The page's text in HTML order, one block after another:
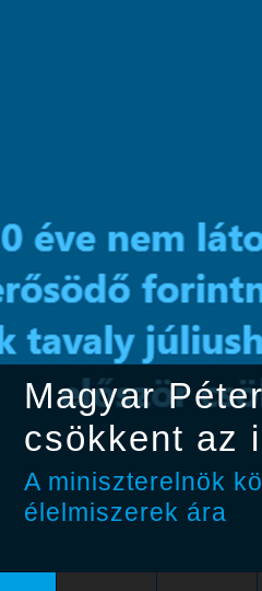
Magyar
csökkent az
A miniszterelnök
élelmiszerek ára